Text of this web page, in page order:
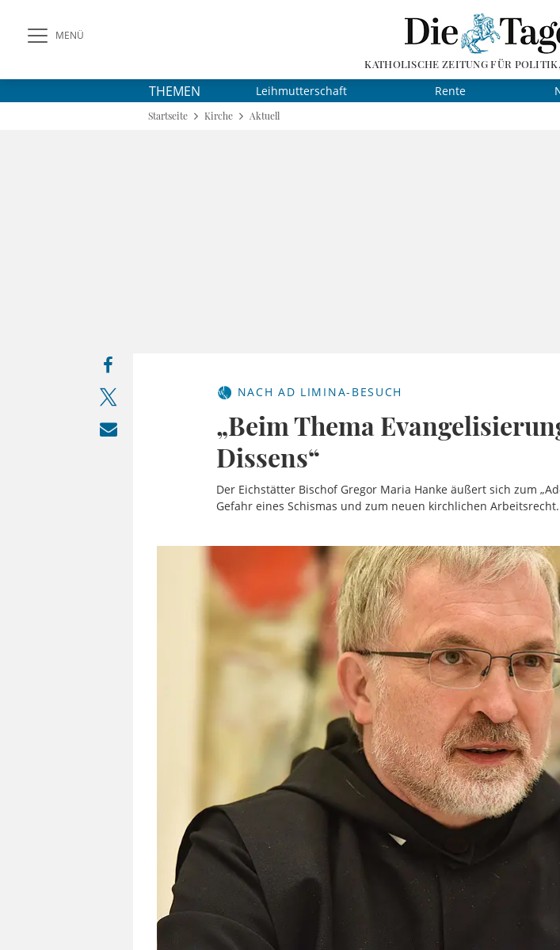
MENÜ
KATHOLISCHE ZEITUNG FÜR
THEMEN Leihmutterschaft Rente
Startseite Kirche Aktuell
NACH AD LIMINA-BESUCH
„Beim Thema
Dissens“
Der Eichstätter Bischof Gregor Maria Hanke äußert sich zum
Gefahr eines Schismas und zum neuen kirchlichen Arbeitsrecht.